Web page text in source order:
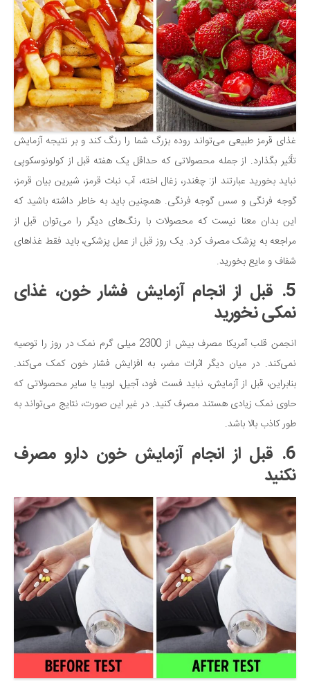
غذای قرمز طبیعی می‌تواند روده بزرگ شما را رنگ کند و بر نتیجه آزمایش
تأثیر بگذارد. از جمله محصولاتی که حداقل یک هفته قبل از کولونوسکوپی
نباید بخورید عبارتند از: چغندر، زغال اخته، آب نبات قرمز، شیرین بیان قرمز،
گوجه فرنگی و سس گوجه فرنگی. همچنین باید به خاطر داشته باشید که
این بدان معنا نیست که محصولات با رنگ‌های دیگر را می‌توان قبل از
مراجعه به پزشک مصرف کرد. یک روز قبل از عمل پزشکی، باید فقط غذاهای
شفاف و مایع بخورید.
5. قبل از انجام آزمایش فشار خون، غذای
نمکی نخورید
انجمن قلب آمریکا مصرف بیش از 2300 میلی گرم نمک در روز را توصیه
نمی‌کند. در میان دیگر اثرات مضر، به افزایش فشار خون کمک می‌کند.
بنابراین، قبل از آزمایش، نباید فست فود، آجیل، لوبیا یا سایر محصولاتی که
حاوی نمک زیادی هستند مصرف کنید. در غیر این صورت، نتایج می‌تواند به
طور کاذب بالا باشد.
6. قبل از انجام آزمایش خون دارو مصرف
نکنید